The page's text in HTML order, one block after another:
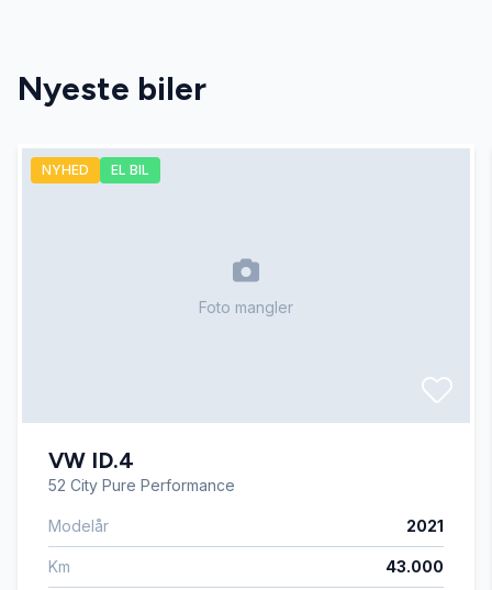
Nyeste biler
NYHED EL BIL
Foto mangler
VW ID.4
52 City Pure Performance
Modelår 2021
Km 43.000